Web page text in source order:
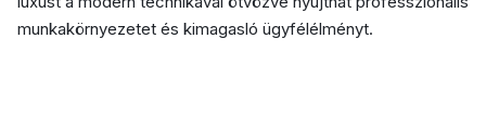
munkakörnyezetet és kimagasló ügyfélélményt.